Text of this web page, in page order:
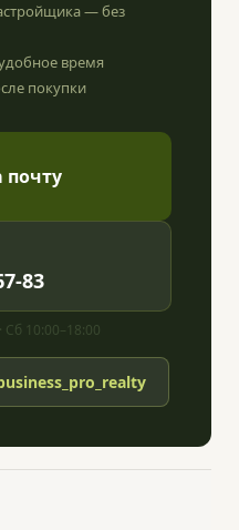
— без
время
покупки
почту
83
Сб 10:00–18:00